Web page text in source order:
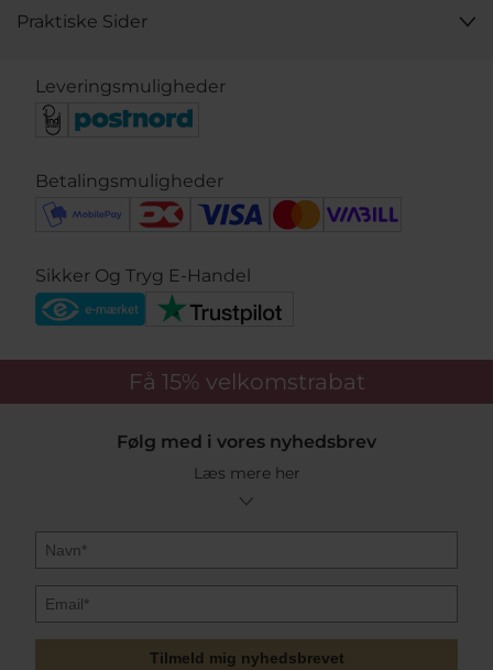
Praktiske Sider
Leveringsmuligheder
Betalingsmuligheder
Sikker Og Tryg E-Handel
Få 15% velkomstrabat
Følg med i vores nyhedsbrev
Læs mere her
Tilmeld mig nyhedsbrevet